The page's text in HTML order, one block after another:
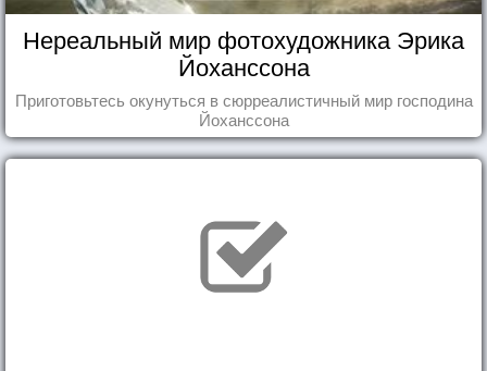
Нереальный мир фотохудожника Эрика
Йоханссона
Приготовьтесь окунуться в сюрреалистичный мир господина
Йоханссона